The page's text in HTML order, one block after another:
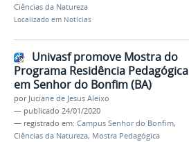
Ciências da Natureza
Localizado em Notícias
Univasf promove Mostra do
Programa Residência Pedagógica
em Senhor do Bonfim (BA)
por Juciane de Jesus Aleixo
— publicado 24/01/2020
— registrado em: Campus Senhor do Bonfim,
Ciências da Natureza, Mostra Pedagógica